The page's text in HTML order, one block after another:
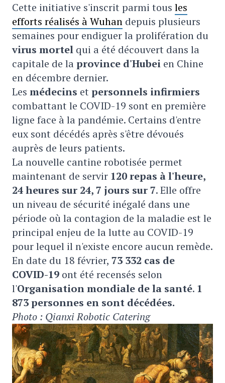
Cette initiative s'inscrit parmi tous les
efforts réalisés à Wuhan depuis plusieurs
semaines pour endiguer la prolifération du
virus mortel qui a été découvert dans la
capitale de laprovince d'Hubei en Chine
en décembre dernier.
Les médecins et personnels infirmiers
combattant le COVID-19 sont en première
ligne face à la pandémie. Certains d'entre
eux sont décédés après s'être dévoués
auprès de leurs patients.
La nouvelle cantine robotisée permet
maintenant de servir 120 repas à l'heure,
24 heures sur 24, 7 jours sur 7. Elle offre
un niveau de sécurité inégalé dans une
période où la contagion de la maladie est le
principal enjeu de la lutte au COVID-19
pour lequel il n'existe encore aucun remède.
En date du 18 février, 73 332 cas de
COVID-19 ont été recensés selon
l'Organisation mondiale de la santé. 1
873 personnes en sont décédées.
Photo : Qianxi Robotic Catering